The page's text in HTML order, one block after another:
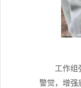
工作组
警觉，增强